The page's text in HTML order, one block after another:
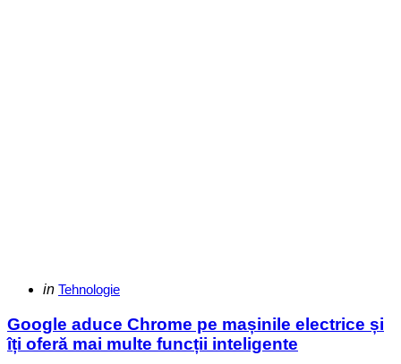
Categories
Posted
in Tehnologie
Google aduce Chrome pe mașinile electrice și
îți oferă mai multe funcții inteligente